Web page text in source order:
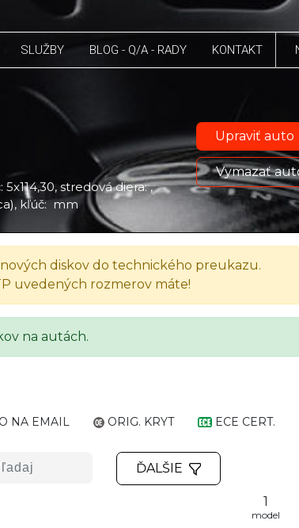
SLUŽBY BLOG - Q/A - RADY KONTAKT
stredová diera: ,
kľúč: mm
Upraviť auto
Vymazať
Zobraziť údaje
diskov do technického preukazu.
uvedených rozmerov máte!
na autách.
NA EMAIL ORIG. KRYT ECE CERT.
ĎALŠIE
1
model